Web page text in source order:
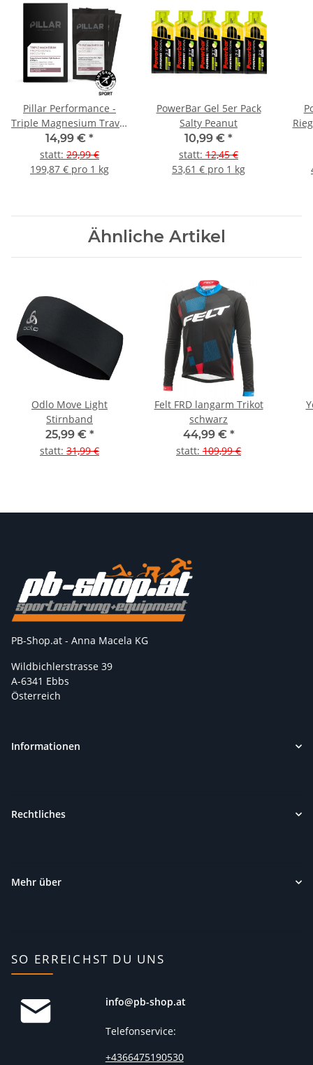
Pillar Performance -
Triple Magnesium Travel
Pack 15x5g Natural
Berry
14,99 € *
statt: 29,99 €
199,87 € pro 1 kg
PowerBar Gel 5er Pack
Salty Peanut
10,99 € *
statt: 12,45 €
53,61 € pro 1 kg
Ähnliche Artikel
Odlo Move Light
Stirnband
25,99 € *
statt: 31,99 €
Felt FRD langarm Trikot
schwarz
44,99 € *
statt: 109,99 €
PB-Shop.at - Anna Macela KG
Wildbichlerstrasse 39
A-6341 Ebbs
Österreich
Informationen
Rechtliches
Mehr über
SO ERREICHST DU UNS
info@pb-shop.at
Telefonservice:
+4366475190530